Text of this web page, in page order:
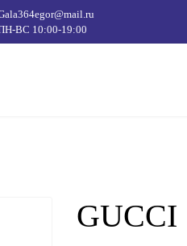
ВС 10:00-19:00
GUCCI